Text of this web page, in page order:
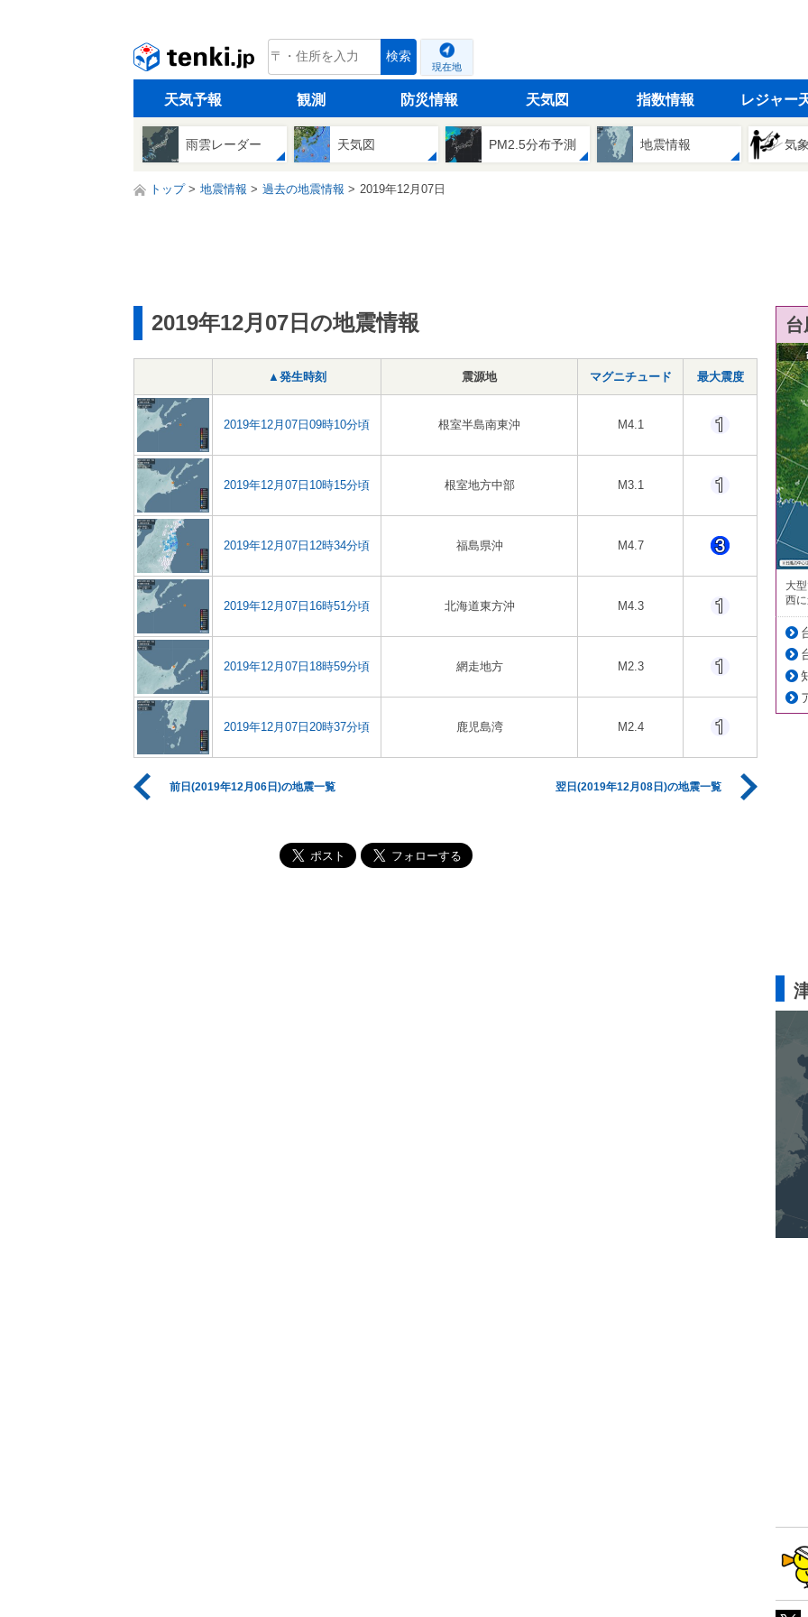
tenki.jp 検索
現在地
天気予報 観測 防災情報 天気図 指数情報 レジャー
雨雲レーダー 天気図 PM2.5分布予測 地震情報 気
トップ 地震情報 過去の地震情報 2019年12月07日
2019年12月07日の地震情報
▲発生時刻 震源地 マグニチュード 最大震度
2019年12月07日09時10分頃 根室半島南東沖 M4.1
2019年12月07日10時15分頃 根室地方中部 M3.1
2019年12月07日12時34分頃 福島県沖 M4.7
2019年12月07日16時51分頃 北海道東方沖 M4.3
2019年12月07日18時59分頃 網走地方 M2.3
2019年12月07日20時37分頃 鹿児島湾 M2.4
前日(2019年12月06日)の地震一覧 翌日(2019年12月08日)の地震一覧
大
西